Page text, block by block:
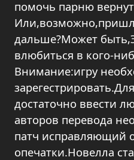
помочь парню
дальше?Может
влюбиться в кого-
Внимание:игру
достаточно ввести
авторов перевода
патч исправляющий
опечатки.Новелла